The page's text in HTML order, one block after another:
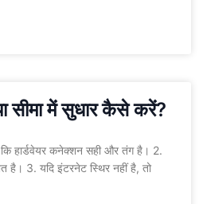
सीमा में सुधार कैसे करें?
कि हार्डवेयर कनेक्शन सही और तंग है। 2.
है। 3. यदि इंटरनेट स्थिर नहीं है, तो